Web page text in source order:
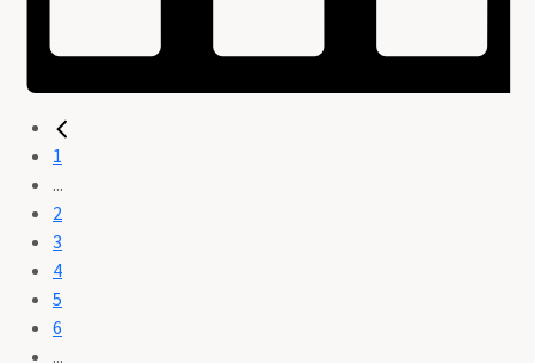
1
...
2
3
4
5
6
...